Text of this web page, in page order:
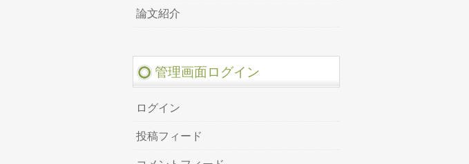
論文紹介
管理画面ログイン
ログイン
投稿フィード